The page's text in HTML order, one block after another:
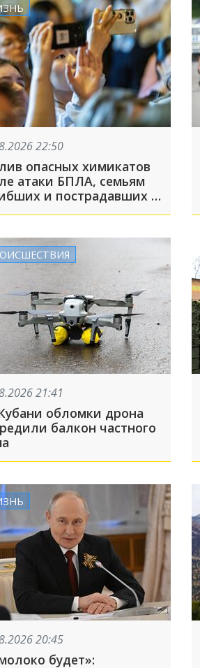
22:50
опасных химикатов
атаки БПЛА, семьям
и пострадавших в
Осиповке помогут
21:41
обломки дрона
балкон частного
20:45
будет»: